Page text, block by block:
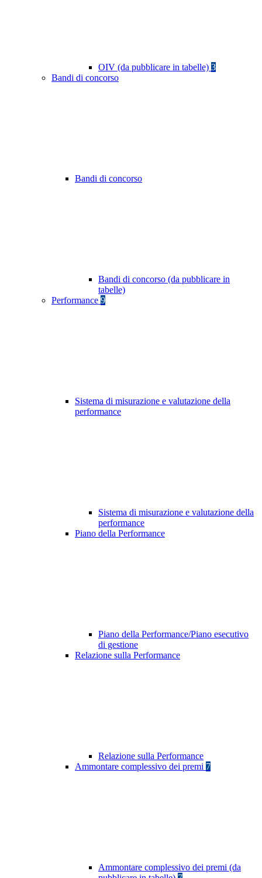
OIV (da pubblicare in tabelle) 3
Bandi di concorso
Bandi di concorso
Bandi di concorso (da pubblicare in
tabelle)
Performance 9
Sistema di misurazione e valutazione della
performance
Sistema di misurazione e valutazione della
performance
Piano della Performance
Piano della Performance/Piano esecutivo
di gestione
Relazione sulla Performance
Relazione sulla Performance
Ammontare complessivo dei premi 7
Ammontare complessivo dei premi (da